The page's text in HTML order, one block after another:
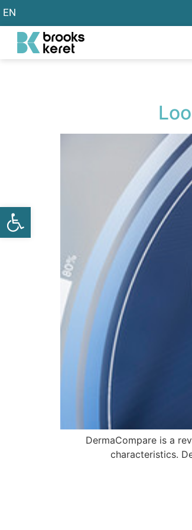
EN
DermaCompare is a
characteristics.